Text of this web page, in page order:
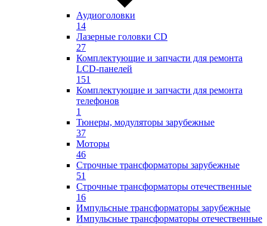
Аудиоголовки
14
Лазерные головки CD
27
Комплектующие и запчасти для ремонта
LCD-панелей
151
Комплектующие и запчасти для ремонта
телефонов
1
Тюнеры, модуляторы зарубежные
37
Моторы
46
Строчные трансформаторы зарубежные
51
Строчные трансформаторы отечественные
16
Импульсные трансформаторы зарубежные
Импульсные трансформаторы отечественные